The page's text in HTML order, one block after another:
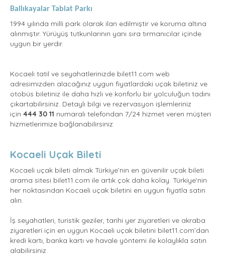
Ballıkayalar Tabiat Parkı
1994 yılında milli park olarak ilan edilmiştir ve koruma altına
alınmıştır. Yürüyüş tutkunlarının yanı sıra tırmanıcılar içinde
uygun bir yerdir.
Kocaeli tatil ve seyahatlerinizde bilet11.com web
adresimizden alacağınız uygun fiyatlardaki uçak biletiniz ve
otobüs biletiniz ile daha hızlı ve konforlu bir yolculuğun tadını
çıkartabilirsiniz. Detaylı bilgi ve rezervasyon işlemleriniz
için 444 30 11 numaralı telefondan 7/24 hizmet veren müşteri
hizmetlerimize bağlanabilirsiniz.
Kocaeli Uçak Bileti
Kocaeli uçak bileti almak Türkiye’nin en güvenilir uçak bileti
arama sitesi bilet11.com ile artık çok daha kolay. Türkiye'nin
her noktasından Kocaeli uçak biletini en uygun fiyatla satın
alın.
İş seyahatleri, turistik geziler, tarihi yer ziyaretleri ve akraba
ziyaretleri için en uygun Kocaeli uçak biletini bilet11.com’dan
kredi kartı, banka kartı ve havale yöntemi ile kolaylıkla satın
alabilirsiniz.